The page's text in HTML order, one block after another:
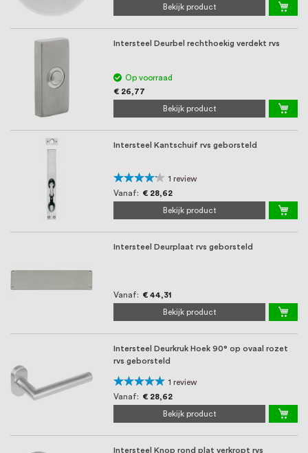
Bekijk product
Intersteel Deurbel rechthoekig verdekt rvs
Op voorraad
€ 26,77
Bekijk product
Intersteel Kantschuif rvs geborsteld
Waardering:
80%
1 review
Vanaf
€ 28,62
Bekijk product
Intersteel Deurplaat rvs geborsteld
Vanaf € 44,31
Bekijk product
Intersteel Deurkruk Hoek 90° op ovaal rozet
rvs geborsteld
Waardering:
100%
1 review
Vanaf
€ 28,62
Bekijk product
Intersteel Knop rond plat verkropt rvs